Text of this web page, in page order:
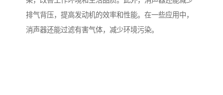
排气背压，提高发动机的效率和性能。在一些应用中，
消声器还能过滤有害气体，减少环境污染。